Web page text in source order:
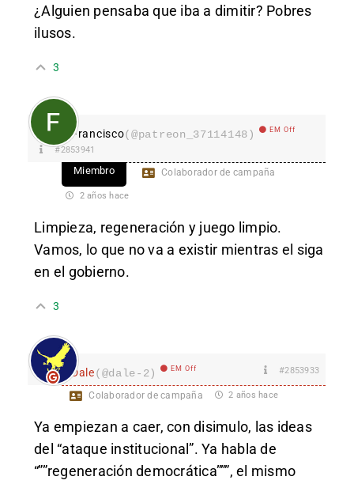
¿Alguien pensaba que iba a dimitir? Pobres
ilusos.
3
Francisco(@patreon_37114148) EM Off
#2853941
Miembro Colaborador de campaña
2 años hace
Limpieza, regeneración y juego limpio.
Vamos, lo que no va a existir mientras el siga
en el gobierno.
3
Dale(@dale-2) EM Off #2853933
Colaborador de campaña 2 años hace
Ya empiezan a caer, con disimulo, las ideas
del “ataque institucional”. Ya habla de
“””regeneración democrática”””, el mismo